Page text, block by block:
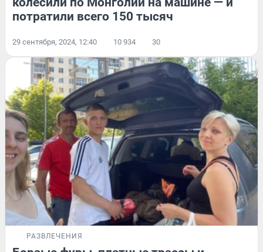
потратили всего 150 тысяч
29 сентября, 2024, 12:40 10 934 30
РАЗВЛЕЧЕНИЯ